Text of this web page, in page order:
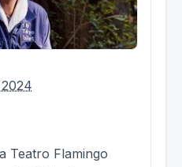
Teatro Flamingo